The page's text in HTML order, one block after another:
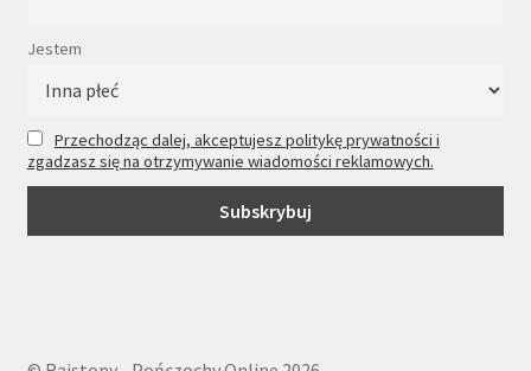
Jestem
Przechodząc dalej, akceptujesz politykę prywatności i
zgadzasz się na otrzymywanie wiadomości reklamowych.